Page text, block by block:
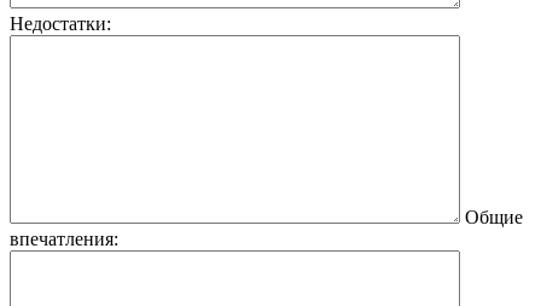
Недостатки:
Общие
впечатления: